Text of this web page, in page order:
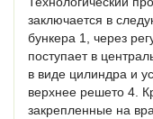
заключается в
бункера 1, через
поступает в
в виде цилиндра и
верхнее решето 4.
закрепленные на